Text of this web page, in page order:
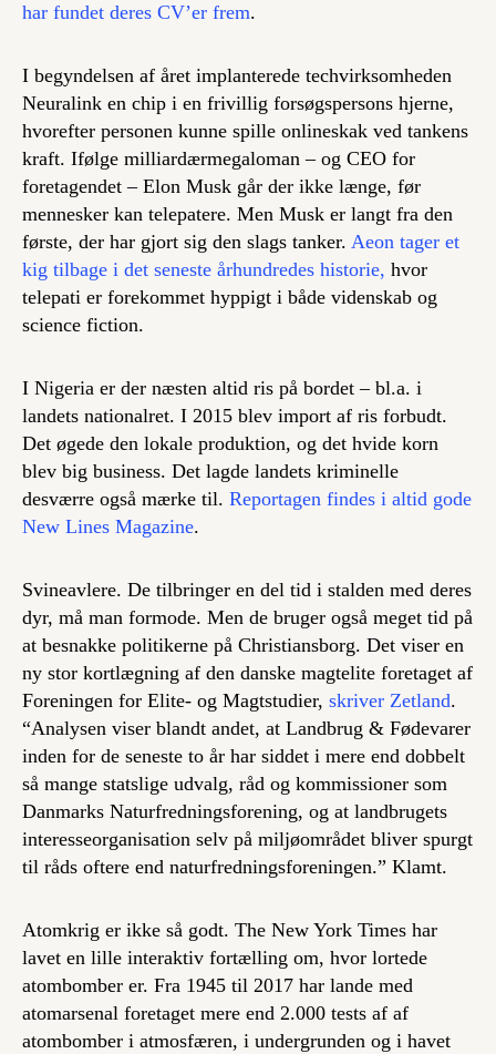
har fundet deres CV’er frem.
I begyndelsen af året implanterede techvirksomheden
Neuralink en chip i en frivillig forsøgspersons hjerne,
hvorefter personen kunne spille onlineskak ved tankens
kraft. Ifølge milliardærmegaloman – og CEO for
foretagendet – Elon Musk går der ikke længe, før
mennesker kan telepatere. Men Musk er langt fra den
første, der har gjort sig den slags tanker. Aeon tager et
kig tilbage i det seneste århundredes historie, hvor
telepati er forekommet hyppigt i både videnskab og
science fiction.
I Nigeria er der næsten altid ris på bordet – bl.a. i
landets nationalret. I 2015 blev import af ris forbudt.
Det øgede den lokale produktion, og det hvide korn
blev big business. Det lagde landets kriminelle
desværre også mærke til. Reportagen findes i altid gode
New Lines Magazine.
Svineavlere. De tilbringer en del tid i stalden med deres
dyr, må man formode. Men de bruger også meget tid på
at besnakke politikerne på Christiansborg. Det viser en
ny stor kortlægning af den danske magtelite foretaget af
Foreningen for Elite- og Magtstudier, skriver Zetland.
“Analysen viser blandt andet, at Landbrug & Fødevarer
inden for de seneste to år har siddet i mere end dobbelt
så mange statslige udvalg, råd og kommissioner som
Danmarks Naturfredningsforening, og at landbrugets
interesseorganisation selv på miljøområdet bliver spurgt
til råds oftere end naturfredningsforeningen.” Klamt.
Atomkrig er ikke så godt. The New York Times har
lavet en lille interaktiv fortælling om, hvor lortede
atombomber er. Fra 1945 til 2017 har lande med
atomarsenal foretaget mere end 2.000 tests af af
atombomber i atmosfæren, i undergrunden og i havet